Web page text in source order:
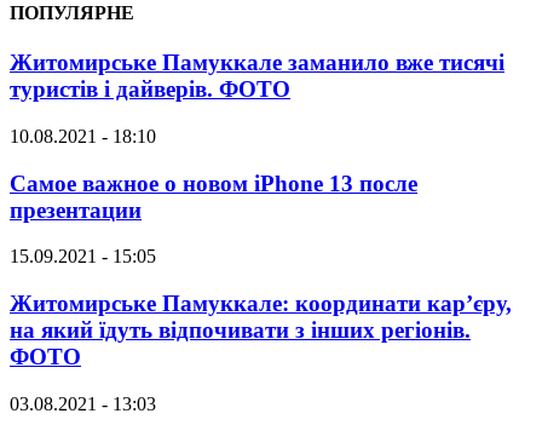
ПОПУЛЯРНЕ
Житомирське Памуккале заманило вже тисячі
туристів і дайверів. ФОТО
10.08.2021 - 18:10
Самое важное о новом iPhone 13 после
презентации
15.09.2021 - 15:05
Житомирське Памуккале: координати кар’єру,
на який їдуть відпочивати з інших регіонів.
ФОТО
03.08.2021 - 13:03